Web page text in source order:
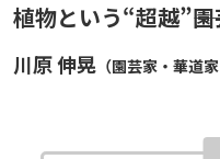
植物という“超越”――
川原 伸晃 （園芸家・華道